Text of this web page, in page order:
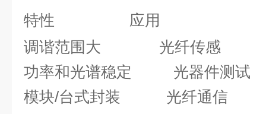
特性
应用
调谐范围大
光纤传感
功率和光谱稳定
光器件测试
模块/台式封装 光纤通信